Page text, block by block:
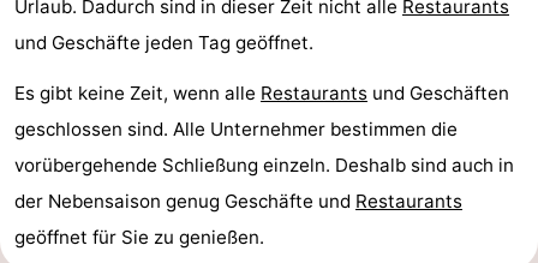
Urlaub. Dadurch sind in dieser Zeit nicht alle Restaurants
und Geschäfte jeden Tag geöffnet.
Es gibt keine Zeit, wenn alle Restaurants und Geschäften
geschlossen sind. Alle Unternehmer bestimmen die
vorübergehende Schließung einzeln. Deshalb sind auch in
der Nebensaison genug Geschäfte und Restaurants
geöffnet für Sie zu genießen.